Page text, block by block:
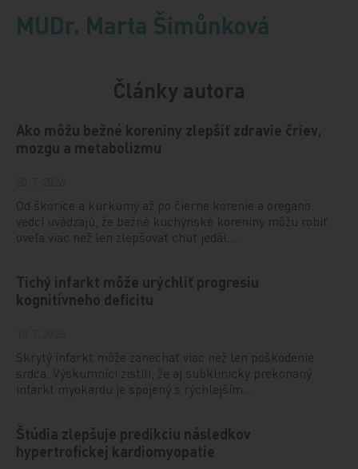
MUDr. Marta Šimůnková
Články autora
Ako môžu bežné koreniny zlepšiť zdravie čriev,
mozgu a metabolizmu
Od škorice a kurkumy až po čierne korenie a oregano:
vedci uvádzajú, že bežné kuchynské koreniny môžu robiť
oveľa viac než len zlepšovať chuť jedál.…
Tichý infarkt môže urýchliť progresiu
kognitívneho deficitu
Skrytý infarkt môže zanechať viac než len poškodenie
srdca. Výskumníci zistili, že aj subklinicky prekonaný
infarkt myokardu je spojený s rýchlejším…
Štúdia zlepšuje predikciu následkov
hypertrofickej kardiomyopatie